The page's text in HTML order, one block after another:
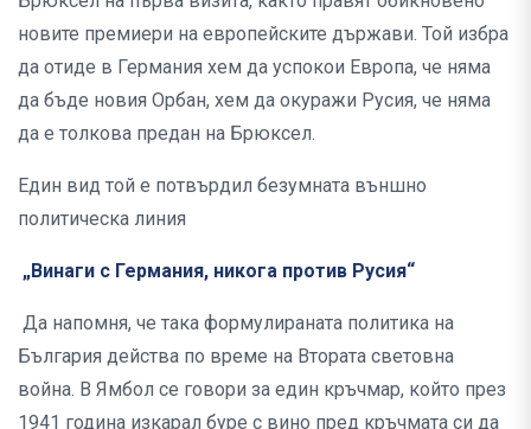
новите премиери на европейските държави. Той избра
да отиде в Германия хем да успокои Европа, че няма
да бъде новия Орбан, хем да окуражи Русия, че няма
да е толкова предан на Брюксел.
Един вид той е потвърдил безумната външно
политическа линия
„Винаги с Германия, никога против Русия“
Да напомня, че така формулираната политика на
България действа по време на Втората световна
война. В Ямбол се говори за един кръчмар, който през
1941 година изкарал буре с вино пред кръчмата си да